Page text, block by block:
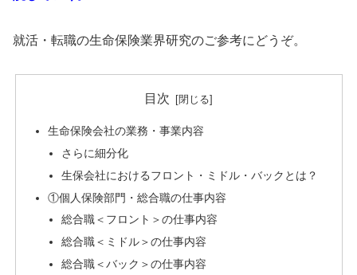
就活・転職の生命保険業界研究のご参考にどうぞ。
目次
生命保険会社の業務・事業内容
さらに細分化
生保会社におけるフロント・ミドル・バックとは？
①個人保険部門・総合職の仕事内容
総合職＜フロント＞の仕事内容
総合職＜ミドル＞の仕事内容
総合職＜バック＞の仕事内容